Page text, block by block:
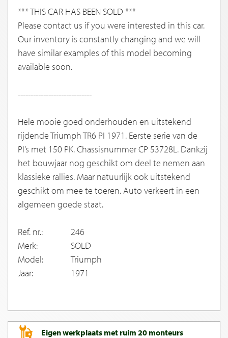
*** THIS CAR HAS BEEN SOLD ***
Please contact us if you were interested in this car.
Our inventory is constantly changing and we will
have similar examples of this model becoming
available soon.
-----------------------------
Hele mooie goed onderhouden en uitstekend
rijdende Triumph TR6 PI 1971. Eerste serie van de
PI’s met 150 PK. Chassisnummer CP 53728L. Dankzij
het bouwjaar nog geschikt om deel te nemen aan
klassieke rallies. Maar natuurlijk ook uitstekend
geschikt om mee te toeren. Auto verkeert in een
algemeen goede staat.
Ref. nr.:
246
Merk:
SOLD
Model:
Triumph
Jaar:
1971
Eigen werkplaats met ruim 20 monteurs